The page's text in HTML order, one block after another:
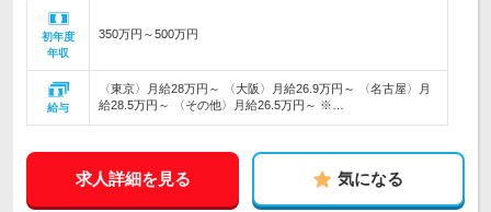
初年度
年収
350万円～500万円
給与
〈東京〉月給28万円～ 〈大阪〉月給26.9万円～ 〈名古屋〉月
給28.5万円～ 〈その他〉月給26.5万円～ ※…
求人詳細を見る 気になる